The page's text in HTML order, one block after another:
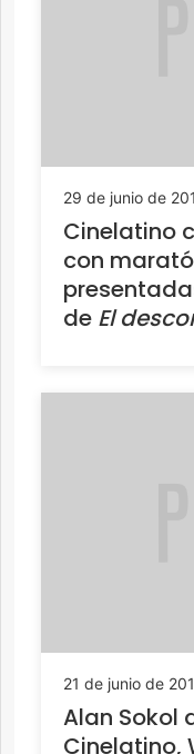
29 de junio de
Cinelatino
con
de El
21 de junio de
Alan Sokol
Cinelatino,